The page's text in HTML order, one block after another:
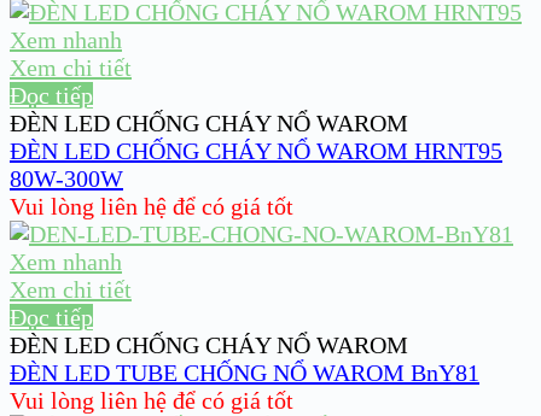
Xem nhanh
Xem chi tiết
Đọc tiếp
ĐÈN LED CHỐNG CHÁY NỔ WAROM
ĐÈN LED CHỐNG CHÁY NỔ WAROM HRNT95
80W-300W
Vui lòng liên hệ để có giá tốt
Xem nhanh
Xem chi tiết
Đọc tiếp
ĐÈN LED CHỐNG CHÁY NỔ WAROM
ĐÈN LED TUBE CHỐNG NỔ WAROM BnY81
Vui lòng liên hệ để có giá tốt